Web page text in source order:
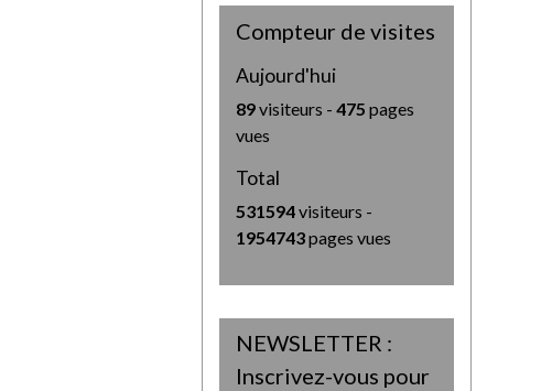
Compteur de visites
Aujourd'hui
89visiteurs - 475 pages
vues
Total
531594visiteurs -
1954743pages vues
NEWSLETTER :
Inscrivez-vous pour